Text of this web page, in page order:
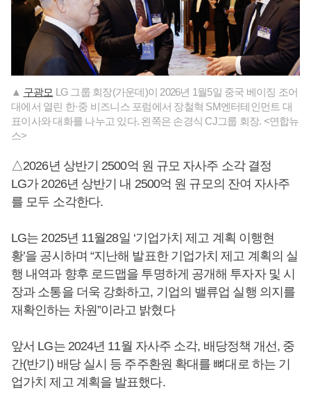
▲ 구광모 LG 그룹 회장(가운데)이 2026년 1월5일 중국 베이징 조어
대에서 열린 한·중 비즈니스 포럼에서 장철혁 SM엔터테인먼트 대
표이사와 대화를 나누고 있다. 왼쪽은 손경식 CJ그룹 회장. <연합뉴
스>
△2026년 상반기 2500억 원 규모 자사주 소각 결정
LG가 2026년 상반기 내 2500억 원 규모의 잔여 자사주
를 모두 소각한다.
LG는 2025년 11월28일 ‘기업가치 제고 계획 이행현
황’을 공시하며 “지난해 발표한 기업가치 제고 계획의 실
행 내역과 향후 로드맵을 투명하게 공개해 투자자 및 시
장과 소통을 더욱 강화하고, 기업의 밸류업 실행 의지를
재확인하는 차원”이라고 밝혔다
앞서 LG는 2024년 11월 자사주 소각, 배당정책 개선, 중
간(반기) 배당 실시 등 주주환원 확대를 뼈대로 하는 기
업가치 제고 계획을 발표했다.